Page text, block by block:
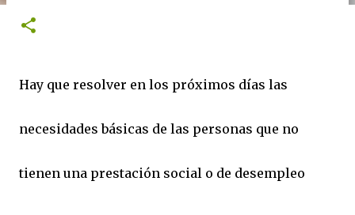
Hay que resolver en los próximos días las
necesidades básicas de las personas que no
tienen una prestación social o de desempleo